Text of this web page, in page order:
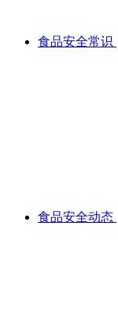
食品安全常识
食品安全动态